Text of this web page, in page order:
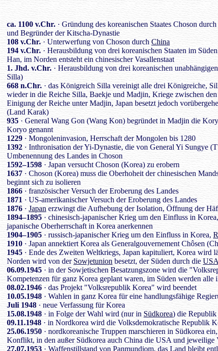
ca. 1100 v.Chr. · Gründung des koreanischen Staates Choson
und Begründer der Kitscha-Dynastie
108 v.Chr. · Unterwerfung von Choson durch China
194 v.Chr. · Herausbildung von drei koreanischen Staaten im
Han, im Norden entsteht ein chinesischer Vasallenstaat
1. Jhd. v.Chr. · Herausbildung von drei koreanischen
Silla)
668 n.Chr. · das Königreich Silla vereinigt alle drei Königreiche,
wieder in die Reiche Silla, Baekje und Madjin, Kriege zwischen
Einigung der Reiche unter Madjin, Japan besetzt jedoch
(Land Karak)
935 · General Wang Gon (Wang Kon) begründet in Madjin die
Koryo genannt
1229 · Mongoleninvasion, Herrschaft der Mongolen bis 1280
1392 · Inthronisation der Yi-Dynastie, die von General Yi Sungye
Umbenennung des Landes in Choson
1592–1598 · Japan versucht Choson (Korea) zu erobern
1637 · Choson (Korea) muss die Oberhoheit der chinesischen
beginnt sich zu isolieren
1866 · französischer Versuch der Eroberung des Landes
1871 · US-amerikanischer Versuch der Eroberung des Landes
1876 · Japan erzwingt die Aufhebung der Isolation, Öffnung der
1894–1895 · chinesisch-japanischer Krieg um den Einfluss in
japanische Oberherrschaft in Korea anerkennen
1904–1905 · russisch-japanischer Krieg um den Einfluss in Korea,
1910 · Japan annektiert Korea als Generalgouvernement Chôsen
1945 · Ende des Zweiten Weltkriegs, Japan kapituliert, Korea wird
Norden wird von der Sowjetunion besetzt, der Süden durch die
06.09.1945 · in der Sowjetischen Besatzungszone wird die
Kompetenzen für ganz Korea geplant waren, im Süden werden
08.02.1946 · das Projekt "Volksrepublik Korea" wird beendet
10.05.1948 · Wahlen in ganz Korea für eine handlungsfähige
Juli 1948 · neue Verfassung für Korea
15.08.1948 · in Folge der Wahl wird (nur in Südkorea) die
09.11.1948 · in Nordkorea wird die Volksdemokratische Republik
25.06.1950 · nordkoreanische Truppen marschieren in Südkorea
Konflikt, in den außer Südkorea auch China die USA und jeweilige
27.07.1953 · Waffenstillstand von Panmundjom, das Land bleibt